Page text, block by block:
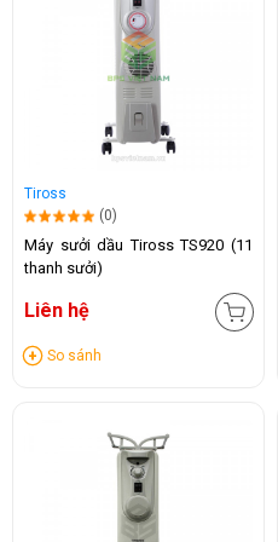
Tiross
(0)
Máy sưởi dầu Tiross TS920 (11
thanh sưởi)
Liên hệ
So sánh